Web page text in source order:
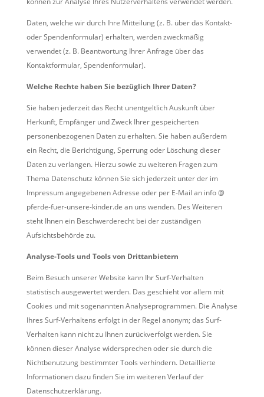
Daten, welche wir durch Ihre Mitteilung (z. B. über das Kontakt-
oder Spendenformular) erhalten, werden zweckmäßig
verwendet (z. B. Beantwortung Ihrer Anfrage über das
Kontaktformular, Spendenformular).
Welche Rechte haben Sie bezüglich Ihrer Daten?
Sie haben jederzeit das Recht unentgeltlich Auskunft über
Herkunft, Empfänger und Zweck Ihrer gespeicherten
personenbezogenen Daten zu erhalten. Sie haben außerdem
ein Recht, die Berichtigung, Sperrung oder Löschung dieser
Daten zu verlangen. Hierzu sowie zu weiteren Fragen zum
Thema Datenschutz können Sie sich jederzeit unter der im
Impressum angegebenen Adresse oder per E-Mail an info @
pferde-fuer-unsere-kinder.de an uns wenden. Des Weiteren
steht Ihnen ein Beschwerderecht bei der zuständigen
Aufsichtsbehörde zu.
Analyse-Tools und Tools von Drittanbietern
Beim Besuch unserer Website kann Ihr Surf-Verhalten
statistisch ausgewertet werden. Das geschieht vor allem mit
Cookies und mit sogenannten Analyseprogrammen. Die Analyse
Ihres Surf-Verhaltens erfolgt in der Regel anonym; das Surf-
Verhalten kann nicht zu Ihnen zurückverfolgt werden. Sie
können dieser Analyse widersprechen oder sie durch die
Nichtbenutzung bestimmter Tools verhindern. Detaillierte
Informationen dazu finden Sie im weiteren Verlauf der
Datenschutzerklärung.